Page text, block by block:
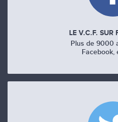
LE V.C.F. SUR
Plus de 9000
Facebook,